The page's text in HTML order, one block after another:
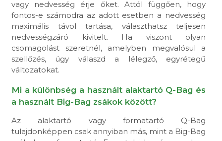
vagy nedvesség érje őket. Attól függően, hogy
fontos-e számodra az adott esetben a nedvesség
maximális távol tartása, választhatsz teljesen
nedvességzáró kivitelt. Ha viszont olyan
csomagolást szeretnél, amelyben megvalósul a
szellőzés, úgy válaszd a lélegző, egyrétegű
változatokat.
Mi a különbség a használt alaktartó Q-Bag és
a használt Big-Bag zsákok között?
Az alaktartó vagy formatartó Q-Bag
tulajdonképpen csak annyiban más, mint a Big-Bag